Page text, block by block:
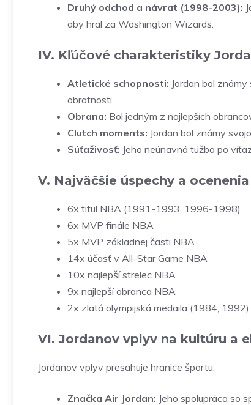
Druhý odchod a návrat (1998-2003):
aby hral za Washington Wizards.
IV. Kľúčové charakteristiky
Atletické schopnosti: Jordan bol
obratnosti.
Obrana: Bol jedným z najlepších
Clutch moments: Jordan bol známy
Súťaživosť: Jeho neúnavná túžba po
V. Najväčšie úspechy a ocenenia
6x titul NBA (1991-1993, 1996-1998)
6x MVP finále NBA
5x MVP základnej časti NBA
14x účasť v All-Star Game NBA
10x najlepší strelec NBA
9x najlepší obranca NBA
2x zlatá olympijská medaila (1984, 1992)
VI. Jordanov vplyv na kultúru a
Jordanov vplyv presahuje hranice športu.
Značka Air Jordan: Jeho spolupráca so